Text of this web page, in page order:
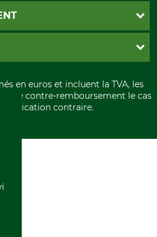
en euros et incluent la TVA, les
de contre-remboursement le cas
indication contraire.